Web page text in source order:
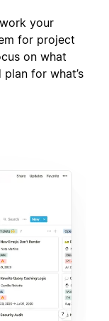
your
for project
on what
for what’s